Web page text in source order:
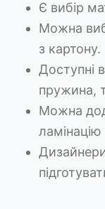
Є вибір
Можна
з картону.
Доступні
пружина,
Можна
ламінацію